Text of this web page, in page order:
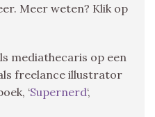
Meer weten? Klik op
mediathecaris op een
freelance illustrator
‘Supernerd‘,